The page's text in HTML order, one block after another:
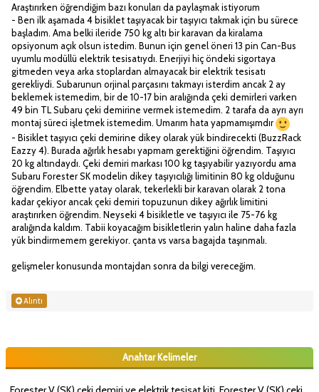
Araştırırken öğrendiğim bazı konuları da paylaşmak istiyorum
- Ben ilk aşamada 4 bisiklet taşıyacak bir taşıyıcı takmak için bu sürece
başladım. Ama belki ileride 750 kg altı bir karavan da kiralama
opsiyonum açık olsun istedim. Bunun için genel öneri 13 pin Can-Bus
uyumlu modüllü elektrik tesisatıydı. Enerjiyi hiç öndeki sigortaya
gitmeden veya arka stoplardan almayacak bir elektrik tesisatı
gerekliydi. Subarunun orjinal parçasını takmayı isterdim ancak 2 ay
beklemek istemedim, bir de 10-17 bin aralığında çeki demirleri varken
49 bin TL Subaru çeki demirine vermek istemedim. 2 tarafa da ayrı ayrı
montaj süreci işletmek istemedim. Umarım hata yapmamışımdır
- Bisiklet taşıyıcı çeki demirine dikey olarak yük bindirecekti (BuzzRack
Eazzy 4). Burada ağırlık hesabı yapmam gerektiğini öğrendim. Taşıyıcı
20 kg altındaydı. Çeki demiri markası 100 kg taşıyabilir yazıyordu ama
Subaru Forester SK modelin dikey taşıyıcılığı limitinin 80 kg olduğunu
öğrendim. Elbette yatay olarak, tekerlekli bir karavan olarak 2 tona
kadar çekiyor ancak çeki demiri topuzunun dikey ağırlık limitini
araştırırken öğrendim. Neyseki 4 bisikletle ve taşıyıcı ile 75-76 kg
aralığında kaldım. Tabii koyacağım bisikletlerin yalın haline daha fazla
yük bindirmemem gerekiyor. çanta vs varsa bagajda taşınmalı.
gelişmeler konusunda montajdan sonra da bilgi vereceğim.
Alıntı
Anahtar Kelimeler